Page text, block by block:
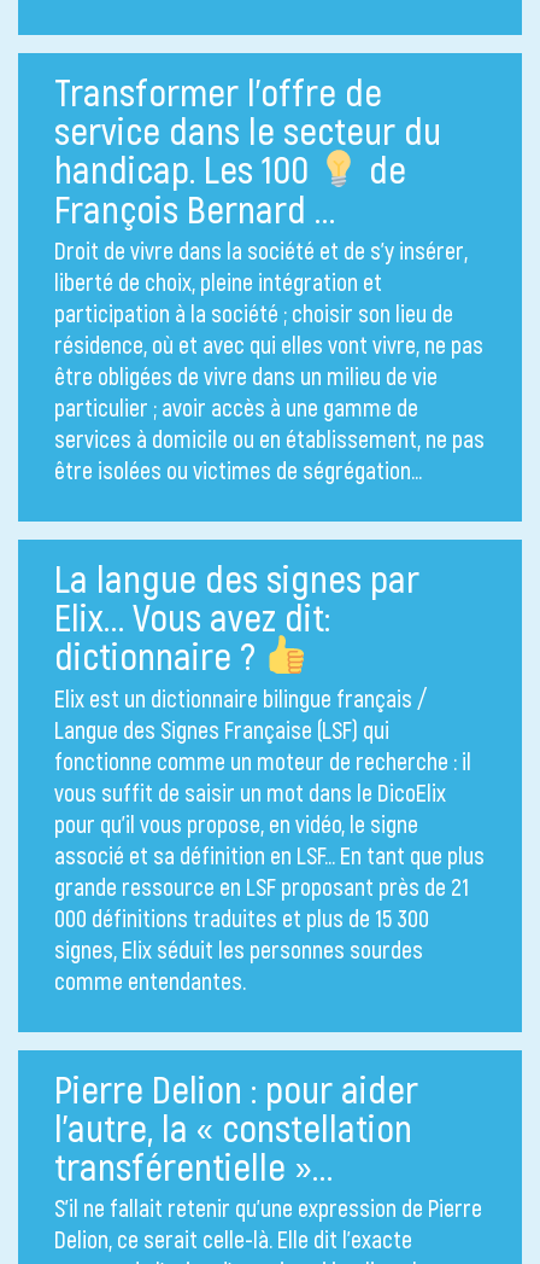
Transformer l’offre de
service dans le secteur du
handicap. Les 100
de
François Bernard …
Droit de vivre dans la société et de s’y insérer,
liberté de choix, pleine intégration et
participation à la société ; choisir son lieu de
résidence, où et avec qui elles vont vivre, ne pas
être obligées de vivre dans un milieu de vie
particulier ; avoir accès à une gamme de
services à domicile ou en établissement, ne pas
être isolées ou victimes de ségrégation…
La langue des signes par
Elix… Vous avez dit:
dictionnaire ?
Elix est un dictionnaire bilingue français /
Langue des Signes Française (LSF) qui
fonctionne comme un moteur de recherche : il
vous suffit de saisir un mot dans le DicoElix
pour qu’il vous propose, en vidéo, le signe
associé et sa définition en LSF… En tant que plus
grande ressource en LSF proposant près de 21
000 définitions traduites et plus de 15 300
signes, Elix séduit les personnes sourdes
comme entendantes.
Pierre Delion : pour aider
l’autre, la « constellation
transférentielle »…
S’il ne fallait retenir qu’une expression de Pierre
Delion, ce serait celle-là. Elle dit l’exacte